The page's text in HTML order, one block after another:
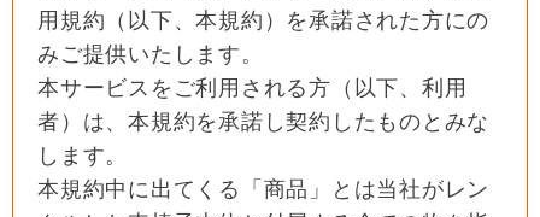
用規約（以下、本規約）を承諾された方にの
みご提供いたします。
本サービスをご利用される方（以下、利用
者）は、本規約を承諾し契約したものとみな
します。
本規約中に出てくる「商品」とは当社がレン